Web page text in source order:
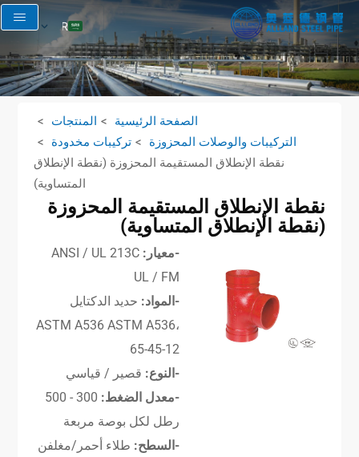
AR
EN
RU
الصفحة الرئيسية
المنتجات
التركيبات والوصلات المحزوزة
تركيبات مخدودة
نقطة الإنطلاق المستقيمة المحزوزة (نقطة الإنطلاق
المتساوية)
نقطة الإنطلاق المستقيمة المحزوزة
(نقطة الإنطلاق المتساوية)
-معيار: ANSI / UL 213C
UL / FM
-المواد: حديد الدكتايل
ASTM A536 ASTM A536،
65-45-12
-النوع: قصير / قياسي
-معدل الضغط:
300 - 500
رطل لكل بوصة مربعة
-السطح: طلاء أحمر/مغلفن